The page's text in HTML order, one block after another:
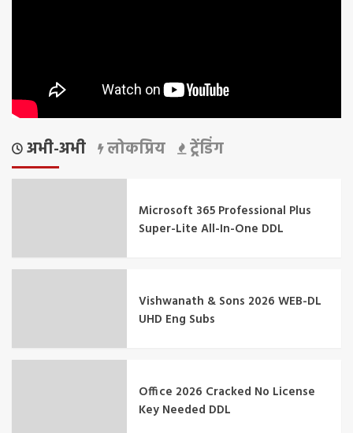
अभी-अभी लोकप्रिय ट्रेंडिंग
Microsoft 365 Professional Plus
Super-Lite All-In-One DDL
Vishwanath & Sons 2026 WEB-DL
UHD Eng Subs
Office 2026 Cracked No License
Key Needed DDL